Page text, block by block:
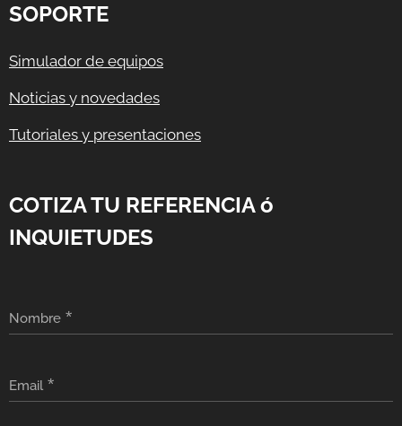
SOPORTE
Simulador de equipos
Noticias y novedades
Tutoriales y presentaciones
COTIZA TU REFERENCIA ó
INQUIETUDES
Nombre
Email